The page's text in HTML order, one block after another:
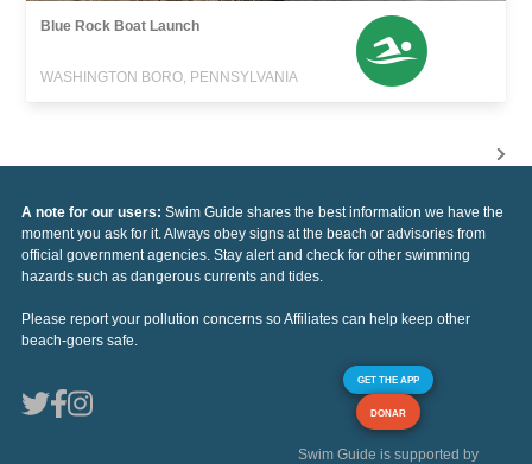
Blue Rock Boat Launch
WASHINGTON BORO, PENNSYLVANIA
A note for our users: Swim Guide shares the best information we have the
moment you ask for it. Always obey signs at the beach or advisories from
official government agencies. Stay alert and check for other swimming
hazards such as dangerous currents and tides.
Please report your pollution concerns so Affiliates can help keep other
beach-goers safe.
GET THE APP
DONAR
Swim Guide is supported by